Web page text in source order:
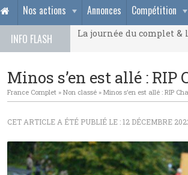
Nos actions Annonces Compétition
INFO FLASH
La journée du complet
La journée du complet
Minos s’en est allé : RIP
France Complet » Non classé » Minos s’en est allé : RIP
CET ARTICLE A ÉTÉ PUBLIÉ LE : 12 DÉCEMBRE